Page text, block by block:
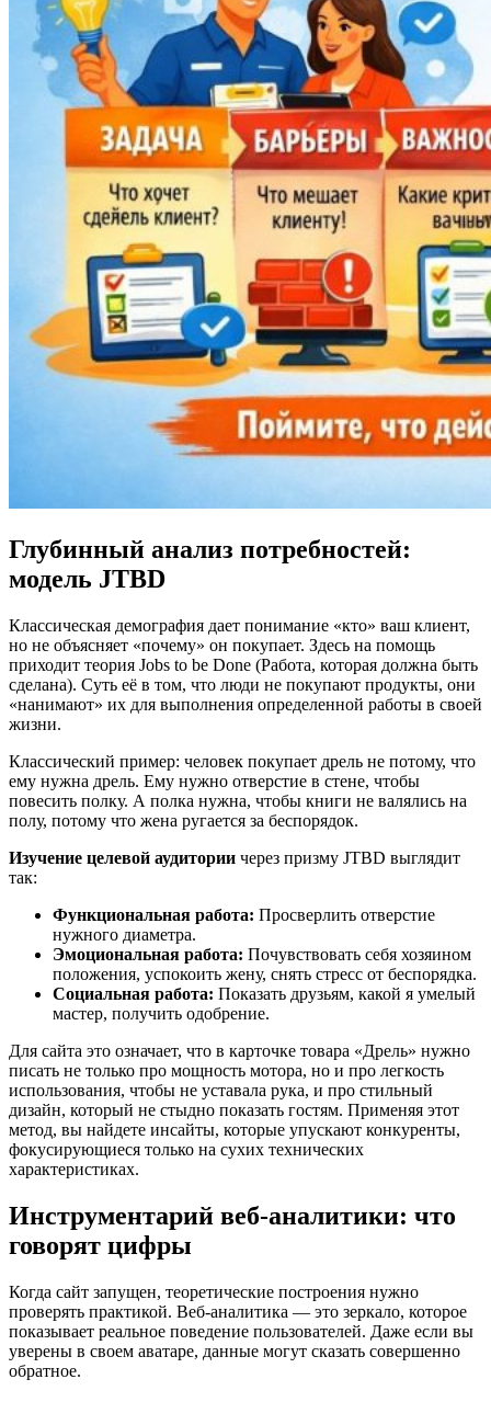
Глубинный анализ потребностей:
модель JTBD
Классическая демография дает понимание «кто» ваш клиент,
но не объясняет «почему» он покупает. Здесь на помощь
приходит теория Jobs to be Done (Работа, которая должна быть
сделана). Суть её в том, что люди не покупают продукты, они
«нанимают» их для выполнения определенной работы в своей
жизни.
Классический пример: человек покупает дрель не потому, что
ему нужна дрель. Ему нужно отверстие в стене, чтобы
повесить полку. А полка нужна, чтобы книги не валялись на
полу, потому что жена ругается за беспорядок.
Изучение целевой аудитории через призму JTBD выглядит
так:
Функциональная работа: Просверлить отверстие
нужного диаметра.
Эмоциональная работа: Почувствовать себя хозяином
положения, успокоить жену, снять стресс от беспорядка.
Социальная работа: Показать друзьям, какой я умелый
мастер, получить одобрение.
Для сайта это означает, что в карточке товара «Дрель» нужно
писать не только про мощность мотора, но и про легкость
использования, чтобы не уставала рука, и про стильный
дизайн, который не стыдно показать гостям. Применяя этот
метод, вы найдете инсайты, которые упускают конкуренты,
фокусирующиеся только на сухих технических
характеристиках.
Инструментарий веб-аналитики: что
говорят цифры
Когда сайт запущен, теоретические построения нужно
проверять практикой. Веб-аналитика — это зеркало, которое
показывает реальное поведение пользователей. Даже если вы
уверены в своем аватаре, данные могут сказать совершенно
обратное.